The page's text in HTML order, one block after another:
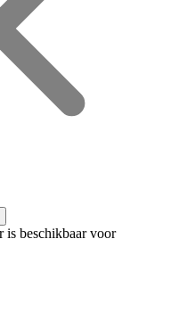
is beschikbaar voor